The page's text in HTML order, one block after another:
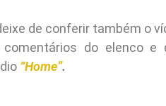
de conferir também o
comentários do elenco e
“Home”.